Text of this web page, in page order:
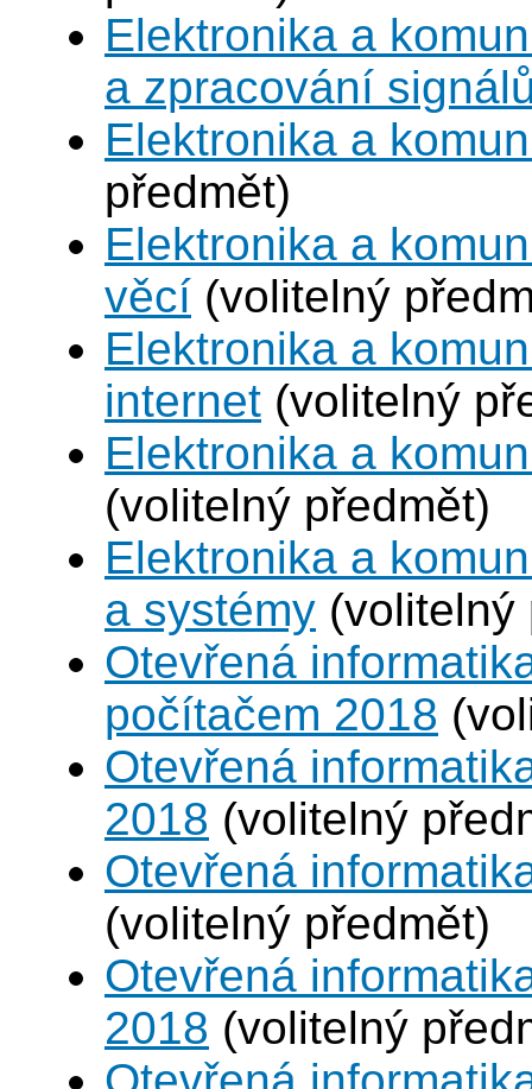
Elektronika a
a zpracování
Elektronika a
předmět)
Elektronika a
věcí (volitelný
Elektronika a
internet (volitelný
Elektronika a
(volitelný předmět)
Elektronika a
a systémy (volitelný
Otevřená
počítačem 2018
Otevřená
2018 (volitelný
Otevřená
(volitelný předmět)
Otevřená
2018 (volitelný